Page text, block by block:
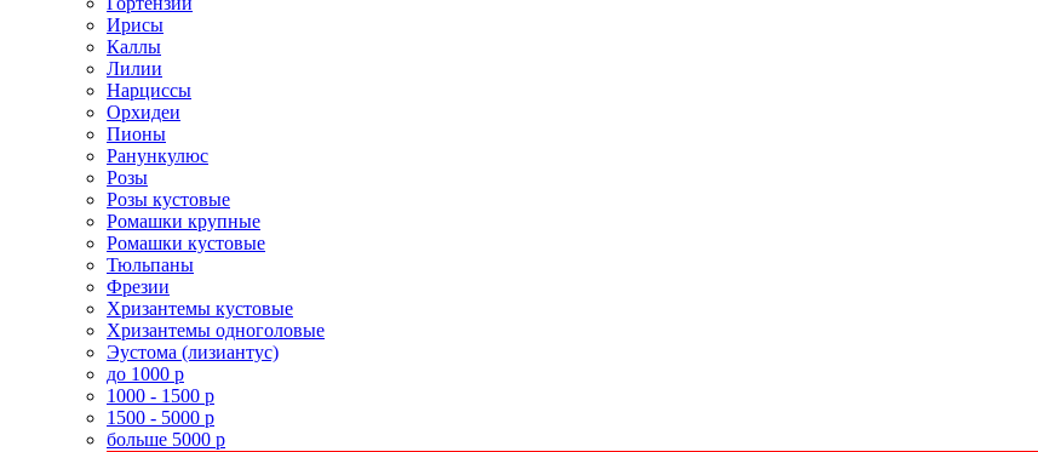
Ирисы
Каллы
Лилии
Нарциссы
Орхидеи
Пионы
Ранункулюс
Розы
Розы кустовые
Ромашки крупные
Ромашки кустовые
Тюльпаны
Фрезии
Хризантемы кустовые
Хризантемы одноголовые
Эустома (лизиантус)
до 1000 р
1000 - 1500 р
1500 - 5000 р
больше 5000 р